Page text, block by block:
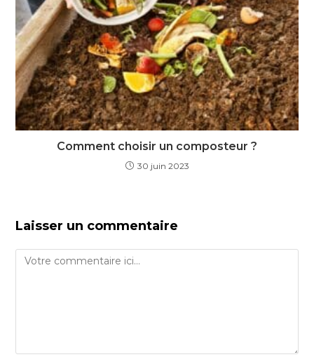
Comment choisir un composteur ?
30 juin 2023
Laisser un commentaire
Comment